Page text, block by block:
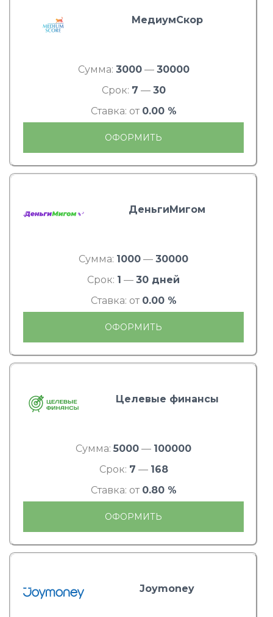
МедиумСкор
Сумма: 3000— 30000
Срок: 7 — 30
Ставка: от 0.00 %
ОФОРМИТЬ
ДеньгиМигом
Сумма: 1000 — 30000
Срок: 1 — 30 дней
Ставка: от 0.00 %
ОФОРМИТЬ
Целевые финансы
Сумма: 5000 — 100000
Срок: 7 — 168
Ставка: от 0.80 %
ОФОРМИТЬ
Joymoney